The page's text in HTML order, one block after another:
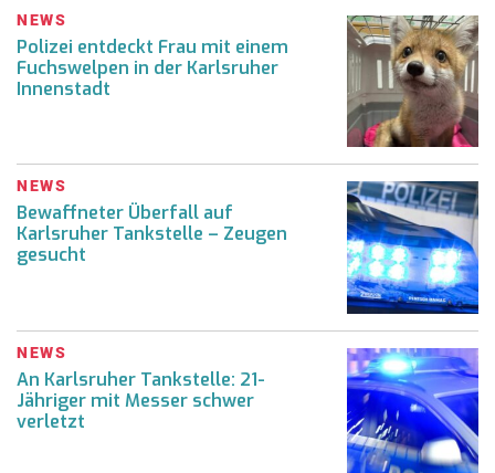
NEWS
Polizei entdeckt Frau mit einem
Fuchswelpen in der Karlsruher
Innenstadt
NEWS
Bewaffneter Überfall auf
Karlsruher Tankstelle – Zeugen
gesucht
NEWS
An Karlsruher Tankstelle: 21-
Jähriger mit Messer schwer
verletzt